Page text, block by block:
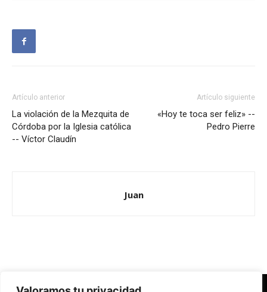
Artículo anterior
La violación de la Mezquita de
Córdoba por la Iglesia católica
-- Víctor Claudín
Artículo siguiente
«Hoy te toca ser feliz» --
Pedro Pierre
Juan